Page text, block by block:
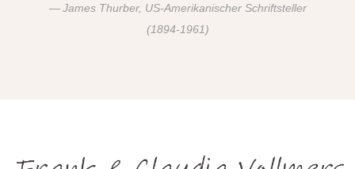
James Thurber, US-Amerikanischer Schriftsteller
(1894-1961)